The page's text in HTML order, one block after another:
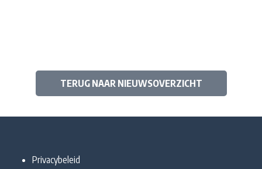
TERUG NAAR NIEUWSOVERZICHT
Privacybeleid